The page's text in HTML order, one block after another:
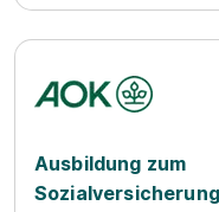
Ausbildung zum